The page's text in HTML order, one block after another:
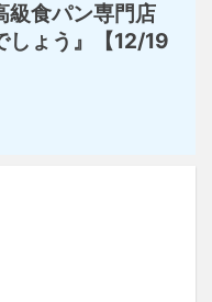
級食パン専門店
しょう』【12/19